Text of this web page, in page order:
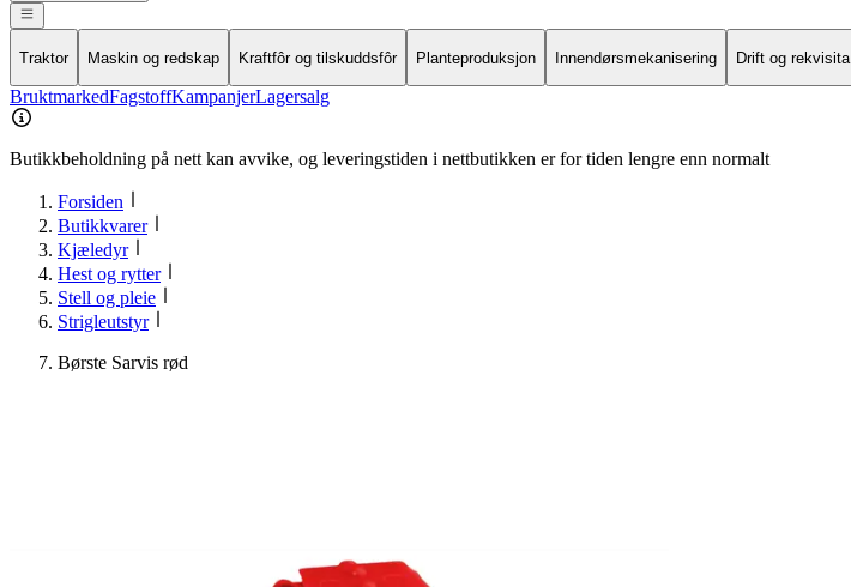
Traktor Maskin og redskap Kraftfôr og tilskuddsfôr Planteproduksjon Innendørsmekanisering Drift og rekvisita
BruktmarkedFagstoffKampanjerLagersalg
Butikkbeholdning på nett kan avvike, og leveringstiden i nettbutikken er for tiden lengre enn normalt
Forsiden
Butikkvarer
Kjæledyr
Hest og rytter
Stell og pleie
Strigleutstyr
Børste Sarvis rød